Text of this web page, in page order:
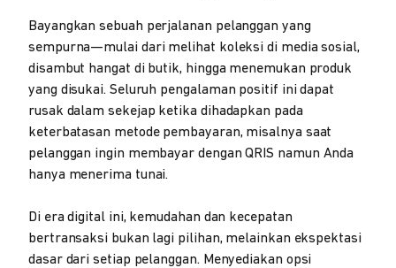
Bayangkan sebuah perjalanan pelanggan yang
sempurna—mulai dari melihat koleksi di media sosial,
disambut hangat di butik, hingga menemukan produk
yang disukai. Seluruh pengalaman positif ini dapat
rusak dalam sekejap ketika dihadapkan pada
keterbatasan metode pembayaran, misalnya saat
pelanggan ingin membayar dengan QRIS namun Anda
hanya menerima tunai.
Di era digital ini, kemudahan dan kecepatan
bertransaksi bukan lagi pilihan, melainkan ekspektasi
dasar dari setiap pelanggan. Menyediakan opsi